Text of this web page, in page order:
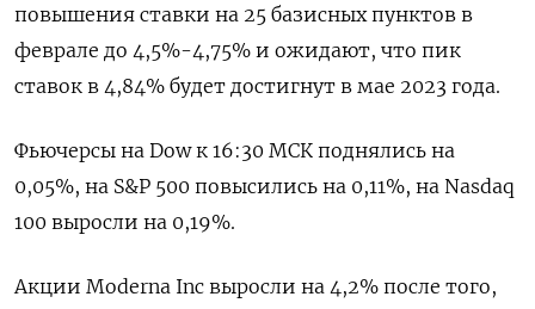
повышения ставки на 25 базисных пунктов в
феврале до 4,5%-4,75% и ожидают, что пик
ставок в 4,84% будет достигнут в мае 2023 года.
Фьючерсы на Dow к 16:30 МСК поднялись на
0,05%, на S&P 500 повысились на 0,11%, на Nasdaq
100 выросли на 0,19%.
Акции Moderna Inc выросли на 4,2% после того,